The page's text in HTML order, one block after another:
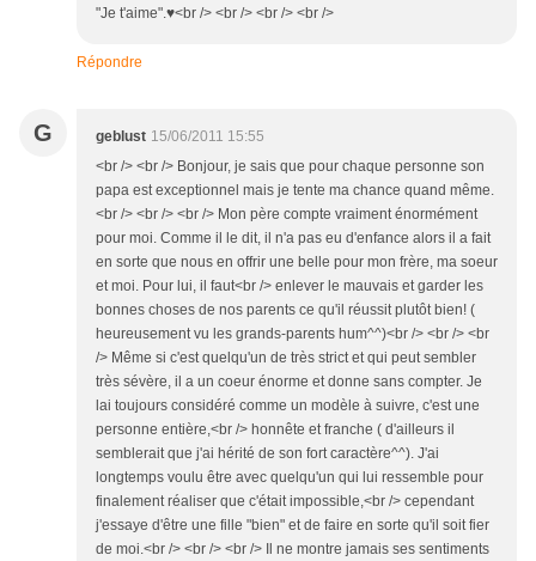
"Je t'aime".♥<br /> <br /> <br /> <br />
Répondre
G geblust 15/06/2011 15:55
<br /> <br /> Bonjour, je sais que pour chaque personne son
papa est exceptionnel mais je tente ma chance quand même.
<br /> <br /> <br /> Mon père compte vraiment énormément
pour moi. Comme il le dit, il n'a pas eu d'enfance alors il a fait
en sorte que nous en offrir une belle pour mon frère, ma soeur
et moi. Pour lui, il faut<br /> enlever le mauvais et garder les
bonnes choses de nos parents ce qu'il réussit plutôt bien! (
heureusement vu les grands-parents hum^^)<br /> <br /> <br
/> Même si c'est quelqu'un de très strict et qui peut sembler
très sévère, il a un coeur énorme et donne sans compter. Je
lai toujours considéré comme un modèle à suivre, c'est une
personne entière,<br /> honnête et franche ( d'ailleurs il
semblerait que j'ai hérité de son fort caractère^^). J'ai
longtemps voulu être avec quelqu'un qui lui ressemble pour
finalement réaliser que c'était impossible,<br /> cependant
j'essaye d'être une fille "bien" et de faire en sorte qu'il soit fier
de moi.<br /> <br /> <br /> Il ne montre jamais ses sentiments